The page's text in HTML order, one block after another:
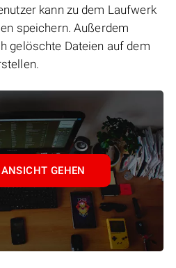
kann zu dem Laufwerk
speichern. Außerdem
gelöschte Dateien auf dem
GEHEN